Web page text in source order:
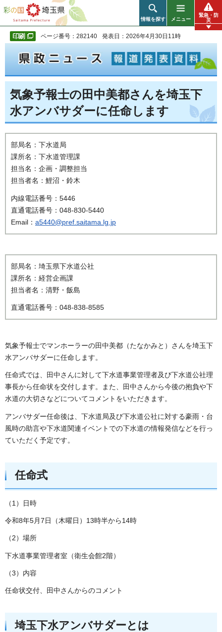
彩の国 埼玉県
情報を探す メニュー
緊急・防
災
ページ番号：282140 発表日：2026年4月30日11時
気象予報士の田中美都さんを埼玉下
水アンバサダーに任命します
部局名：下水道局
課所名：下水道管理課
担当名：企画・調整担当
担当者名：鯉沼・鈴木
内線電話番号：5446
直通電話番号：048-830-5440
Email： a5440@pref.saitama.lg.jp
部局名：埼玉県下水道公社
課所名：経営企画課
担当者名：清野・飯島
直通電話番号：048-838-8585
気象予報士でマンホーラーの田中美都（たなかみと）さんを埼玉下
水アンバサダーに任命します。
任命式では、田中さんに対して下水道事業管理者及び下水道公社理
事長から任命状を交付します。また、田中さんから今後の抱負や下
水道の大切さなどについてコメントをいただきます。
アンバサダー任命後は、下水道局及び下水道公社に対する豪雨・台
風時の助言や下水道関連イベントでの下水道の情報発信などを行っ
ていただく予定です。
任命式
（1）日時
令和8年5月7日（木曜日）13時半から14時
（2）場所
下水道事業管理者室（衛生会館2階）
（3）内容
任命状交付、田中さんからのコメント
埼玉下水アンバサダーとは